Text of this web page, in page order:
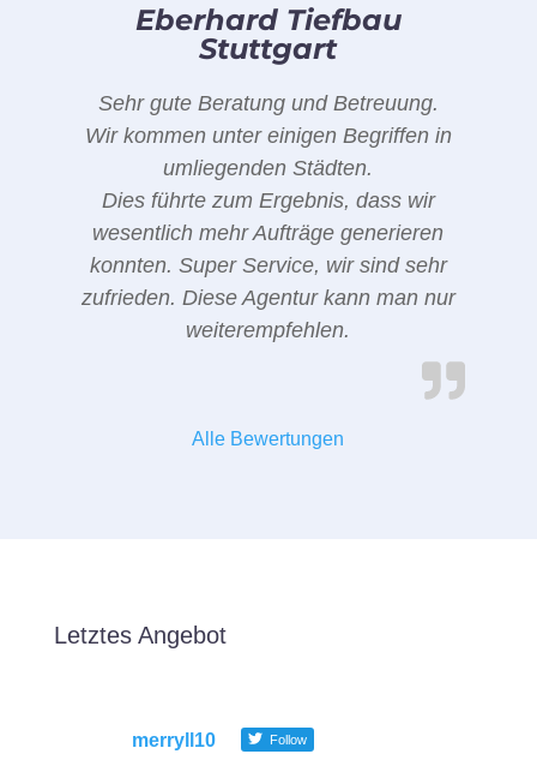
Eberhard Tiefbau
Stuttgart
Sehr gute Beratung und Betreuung.
Wir kommen unter einigen Begriffen in
umliegenden Städten.
Dies führte zum Ergebnis, dass wir
wesentlich mehr Aufträge generieren
konnten. Super Service, wir sind sehr
zufrieden. Diese Agentur kann man nur
weiterempfehlen.
Alle Bewertungen
Letztes Angebot
merryll10 Follow